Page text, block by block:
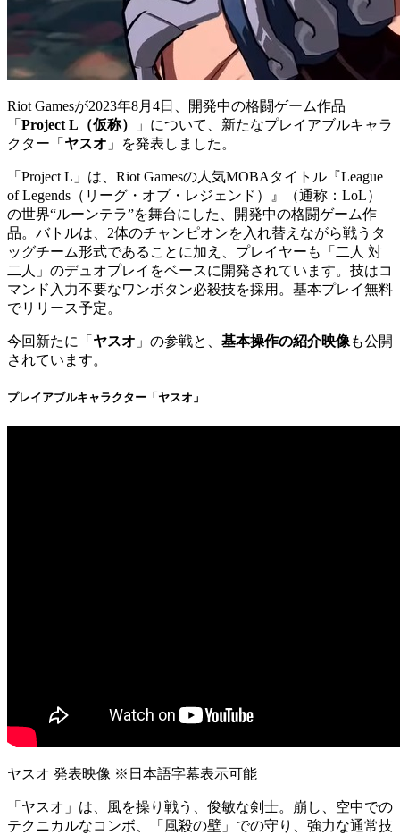
Riot Gamesが2023年8月4日、開発中の格闘ゲーム作品
「 Project L（仮称）
」について、新たなプレイアブルキャラ
クター「 ヤスオ 」を発表しました。
「Project L」は、Riot Gamesの人気MOBAタイトル『League
of Legends（リーグ・オブ・レジェンド）』（通称：LoL）
の世界“ルーンテラ”を舞台にした、開発中の格闘ゲーム作
品。バトルは、2体のチャンピオンを入れ替えながら戦うタ
ッグチーム形式であることに加え、プレイヤーも「二人 対
二人」のデュオプレイをベースに開発されています。技はコ
マンド入力不要なワンボタン必殺技を採用。基本プレイ無料
でリリース予定。
今回新たに「 ヤスオ 」の参戦と、 基本操作の紹介映像 も公開
されています。
プレイアブルキャラクター「ヤスオ」
ヤスオ 発表映像 ※日本語字幕表示可能
「ヤスオ」は、風を操り戦う、俊敏な剣士。崩し、空中での
テクニカルなコンボ、「風殺の壁」での守り、強力な通常技